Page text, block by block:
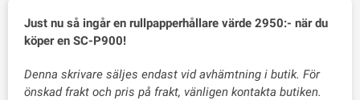
Just nu så ingår en rullpapperhållare värde 2950:- när du
köper en SC-P900!
Denna skrivare säljes endast vid avhämtning i butik. För
önskad frakt och pris på frakt, vänligen kontakta butiken.